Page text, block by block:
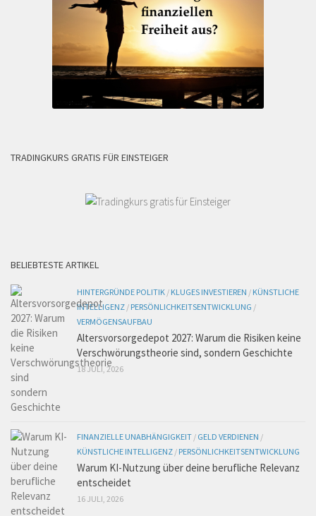
TRADINGKURS GRATIS FÜR EINSTEIGER
BELIEBTESTE ARTIKEL
HINTERGRÜNDE POLITIK / KLUGES INVESTIEREN / KÜNSTLICHE
INTELLIGENZ / PERSÖNLICHKEITSENTWICKLUNG /
VERMÖGENSAUFBAU
Altersvorsorgedepot 2027: Warum die Risiken keine
Verschwörungstheorie sind, sondern Geschichte
18 JULI, 2026
FINANZIELLE UNABHÄNGIGKEIT / GELD VERDIENEN /
KÜNSTLICHE INTELLIGENZ / PERSÖNLICHKEITSENTWICKLUNG
Warum KI-Nutzung über deine berufliche Relevanz
entscheidet
16 JULI, 2026